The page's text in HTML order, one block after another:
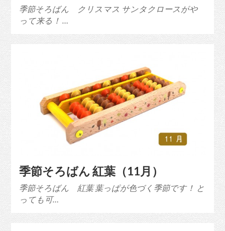
季節そろばん クリスマス サンタクロースがや
って来る！ …
季節そろばん 紅葉（11月）
季節そろばん 紅葉 葉っぱが色づく季節です！ と
っても可…